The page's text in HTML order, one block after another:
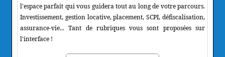
l'espace parfait qui vous guidera tout au long de votre parcours.
Investissement, gestion locative, placement, SCPI, défiscalisation,
assurance-vie... Tant de rubriques vous sont proposées sur
l'interface !